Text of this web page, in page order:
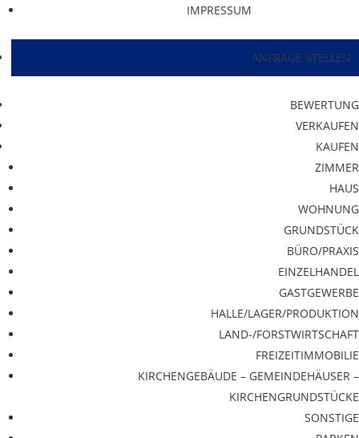
IMPRESSUM
ANFRAGE STELLEN
BEWERTUNG
VERKAUFEN
KAUFEN
ZIMMER
HAUS
WOHNUNG
GRUNDSTÜCK
BÜRO/PRAXIS
EINZELHANDEL
GASTGEWERBE
HALLE/LAGER/PRODUKTION
LAND-/FORSTWIRTSCHAFT
FREIZEITIMMOBILIE
KIRCHENGEBÄUDE – GEMEINDEHÄUSER –
KIRCHENGRUNDSTÜCKE
SONSTIGE